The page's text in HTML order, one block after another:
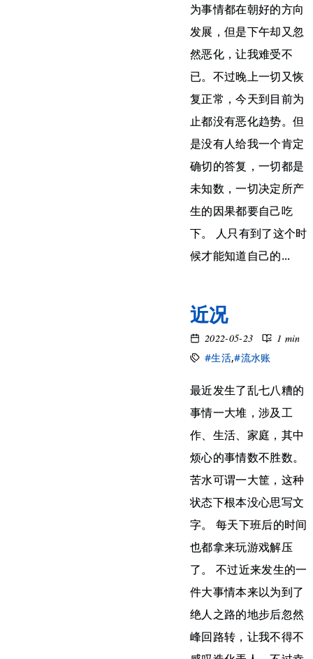
为事情都在朝好的方向
发展，但是下午却又忽
然恶化，让我难受不
已。不过晚上一切又恢
复正常，今天到目前为
止都没有恶化趋势。但
是没有人给我一个肯定
确切的答复，一切都是
未知数，一切决定所产
生的因果都要自己吃
下。 人只有到了这个时
候才能知道自己的...
近况
2022-05-23
1 min
#生活,#流水账
最近发生了乱七八糟的
事情一大堆，涉及工
作、生活、家庭，其中
烦心的事情数不胜数。
苦水可谓一大筐，这种
状态下根本没心思写文
字。 每天下班后的时间
也都拿来玩游戏解压
了。 不过近来发生的一
件大事情本来以为到了
绝人之路的地步后忽然
峰回路转，让我不得不